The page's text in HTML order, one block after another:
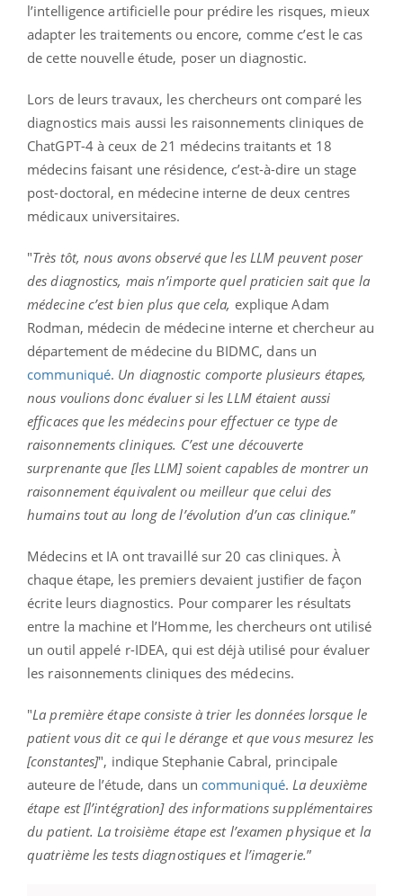
l’intelligence artificielle pour prédire les risques, mieux
adapter les traitements ou encore, comme c’est le cas
de cette nouvelle étude, poser un diagnostic.
Lors de leurs travaux, les chercheurs ont comparé les
diagnostics mais aussi les raisonnements cliniques de
ChatGPT-4 à ceux de 21 médecins traitants et 18
médecins faisant une résidence, c’est-à-dire un stage
post-doctoral, en médecine interne de deux centres
médicaux universitaires.
"Très tôt, nous avons observé que les LLM peuvent poser
des diagnostics, mais n’importe quel praticien sait que la
médecine c’est bien plus que cela, explique Adam
Rodman, médecin de médecine interne et chercheur au
département de médecine du BIDMC, dans un
communiqué. Un diagnostic comporte plusieurs étapes,
nous voulions donc évaluer si les LLM étaient aussi
efficaces que les médecins pour effectuer ce type de
raisonnements cliniques. C’est une découverte
surprenante que [les LLM] soient capables de montrer un
raisonnement équivalent ou meilleur que celui des
humains tout au long de l’évolution d’un cas clinique.”
Médecins et IA ont travaillé sur 20 cas cliniques. À
chaque étape, les premiers devaient justifier de façon
écrite leurs diagnostics. Pour comparer les résultats
entre la machine et l’Homme, les chercheurs ont utilisé
un outil appelé r-IDEA, qui est déjà utilisé pour évaluer
les raisonnements cliniques des médecins.
"La première étape consiste à trier les données lorsque le
patient vous dit ce qui le dérange et que vous mesurez les
[constantes]", indique Stephanie Cabral, principale
auteure de l’étude, dans un communiqué. La deuxième
étape est [l’intégration] des informations supplémentaires
du patient. La troisième étape est l’examen physique et la
quatrième les tests diagnostiques et l’imagerie.”